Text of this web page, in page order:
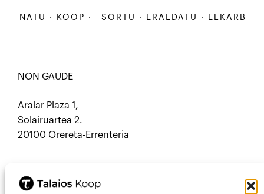
· KOOP · SORTU · ERALDATU ·
NON GAUDE
Aralar Plaza 1,
Solairuartea 2.
20100 Orereta-Errenteria